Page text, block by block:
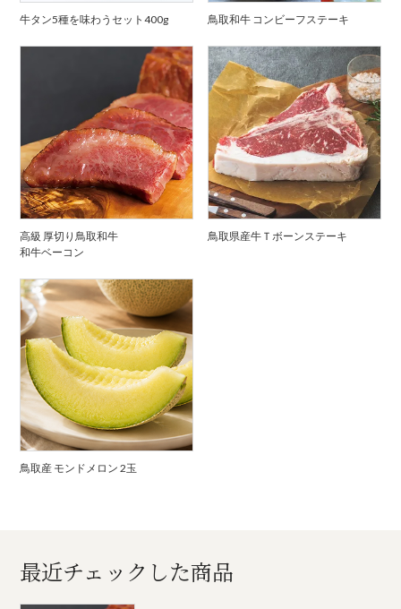
牛タン5種を味わうセット400g 鳥取和牛 コンビーフステーキ
高級 厚切り鳥取和牛
和牛ベーコン
鳥取県産牛Ｔボーンステーキ
鳥取産 モンドメロン 2玉
最近チェックした商品